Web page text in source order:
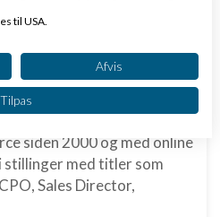
siden 2000 og med online
stillinger med titler som
Sales Director,
til USA.
på en
til at vælge
Afvis
Tilpas